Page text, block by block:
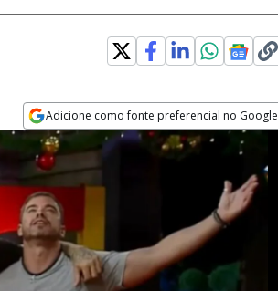
Adicione como fonte preferencial no Google
Opens in new window